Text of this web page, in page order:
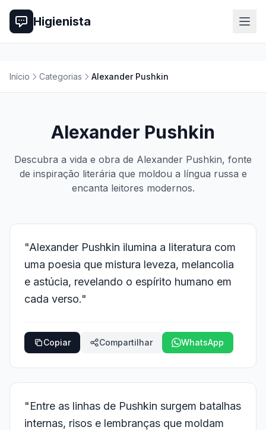
Higienista
Início Categorias Alexander Pushkin
Alexander Pushkin
Descubra a vida e obra de Alexander Pushkin, fonte
de inspiração literária que moldou a língua russa e
encanta leitores modernos.
"Alexander Pushkin ilumina a literatura com
uma poesia que mistura leveza, melancolia
e astúcia, revelando o espírito humano em
cada verso."
Copiar Compartilhar WhatsApp
"Entre as linhas de Pushkin surgem batalhas
internas, risos e lembranças que moldam